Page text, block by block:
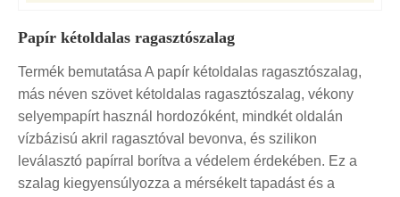
Papír kétoldalas ragasztószalag
Termék bemutatása A papír kétoldalas ragasztószalag,
más néven szövet kétoldalas ragasztószalag, vékony
selyempapírt használ hordozóként, mindkét oldalán
vízbázisú akril ragasztóval bevonva, és szilikon
leválasztó papírral borítva a védelem érdekében. Ez a
szalag kiegyensúlyozza a mérsékelt tapadást és a